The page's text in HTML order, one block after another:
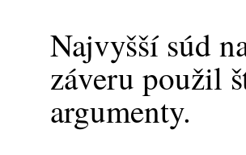
Najvyšší súd
záveru použil
argumenty.